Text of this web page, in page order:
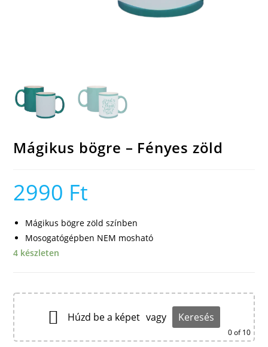
Mágikus bögre – Fényes zöld
2990 Ft
Mágikus bögre zöld színben
Mosogatógépben NEM mosható
4 készleten
Húzd be a képet vagy Keresés
0of 10